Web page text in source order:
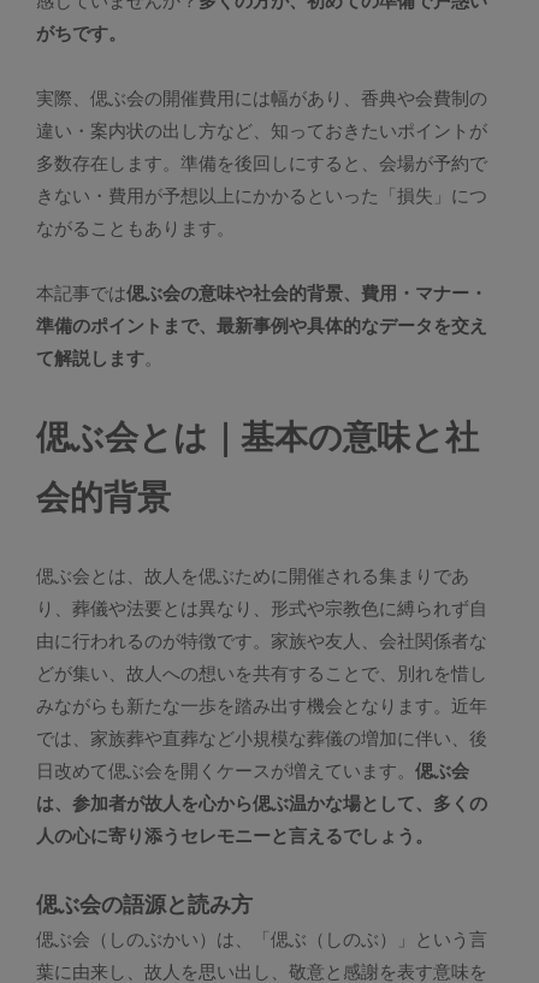
がちです。
実際、偲ぶ会の開催費用には幅があり、香典や会費制の
違い・案内状の出し方など、知っておきたいポイントが
多数存在します。準備を後回しにすると、会場が予約で
きない・費用が予想以上にかかるといった「損失」につ
ながることもあります。
本記事では偲ぶ会の意味や社会的背景、費用・マナー・
準備のポイントまで、最新事例や具体的なデータを交え
て解説します。
偲ぶ会とは｜基本の意味と社
会的背景
偲ぶ会とは、故人を偲ぶために開催される集まりであ
り、葬儀や法要とは異なり、形式や宗教色に縛られず自
由に行われるのが特徴です。家族や友人、会社関係者な
どが集い、故人への想いを共有することで、別れを惜し
みながらも新たな一歩を踏み出す機会となります。近年
では、家族葬や直葬など小規模な葬儀の増加に伴い、後
日改めて偲ぶ会を開くケースが増えています。 偲ぶ会
は、参加者が故人を心から偲ぶ温かな場として、多くの
人の心に寄り添うセレモニーと言えるでしょう。
偲ぶ会の語源と読み方
偲ぶ会（しのぶかい）は、「偲ぶ（しのぶ）」という言
葉に由来し、故人を思い出し、敬意と感謝を表す意味を